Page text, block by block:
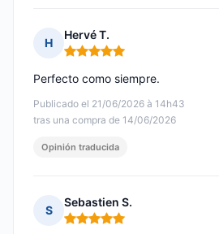
H
Hervé T.
Nota: 5 de 5
Publicado el 21/06/2026 à 14h43
tras una compra de 14/06/2026
Perfecto como siempre.
Opinión traducida
S
Sebastien S.
Nota: 5 de 5